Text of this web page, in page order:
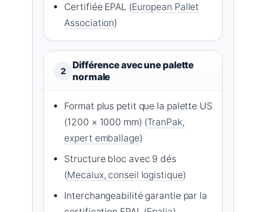
Certifiée EPAL (European Pallet
Association)
2
Différence avec une palette
normale
Format plus petit que la palette US
(1200 × 1000 mm) (TranPak,
expert emballage)
Structure bloc avec 9 dés
(Mecalux, conseil logistique)
Interchangeabilité garantie par la